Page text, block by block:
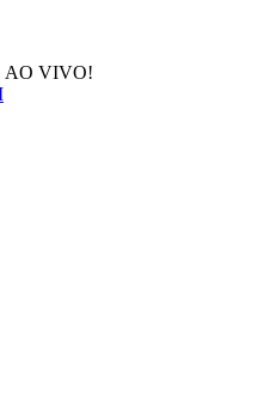
AO VIVO!